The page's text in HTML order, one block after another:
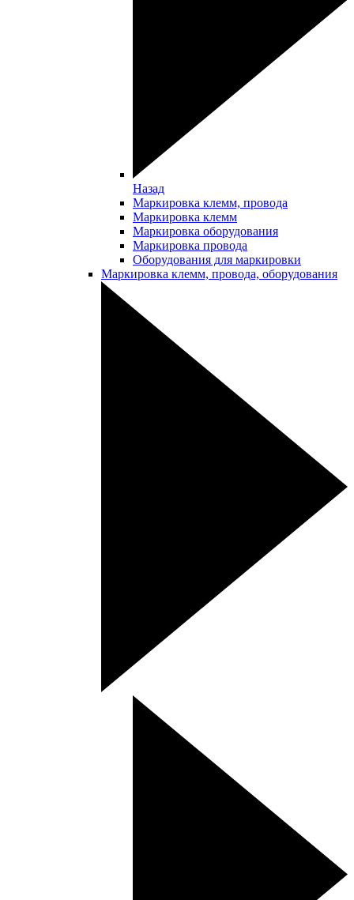
Назад
Маркировка клемм, провода
Маркировка клемм
Маркировка оборудования
Маркировка провода
Оборудования для маркировки
Маркировка клемм, провода, оборудования